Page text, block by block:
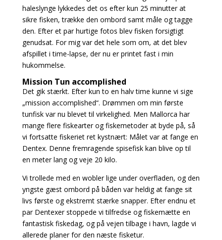
haleslynge lykkedes det os efter kun 25 minutter at
sikre fisken, trække den ombord samt måle og tagge
den. Efter et par hurtige fotos blev fisken forsigtigt
genudsat. For mig var det hele som om, at det blev
afspillet i time-lapse, der nu er printet fast i min
hukommelse.
Mission Tun accomplished
Det gik stærkt. Efter kun to en halv time kunne vi sige
„mission accomplished“. Drømmen om min første
tunfisk var nu blevet til virkelighed. Men Mallorca har
mange flere fiskearter og fiskemetoder at byde på, så
vi fortsatte fiskeriet ret kystnært: Målet var at fange en
Dentex. Denne fremragende spisefisk kan blive op til
en meter lang og veje 20 kilo.
Vi trollede med en wobler lige under overfladen, og den
yngste gæst ombord på båden var heldigat fange sit
livs første og ekstremt stærke snapper. Efter endnu et
par Dentexer stoppede vi tilfredse og fiskemætte en
fantastisk fiskedag, og på vejen tilbage i havn, lagde vi
allerede planer for den næste fisketur.